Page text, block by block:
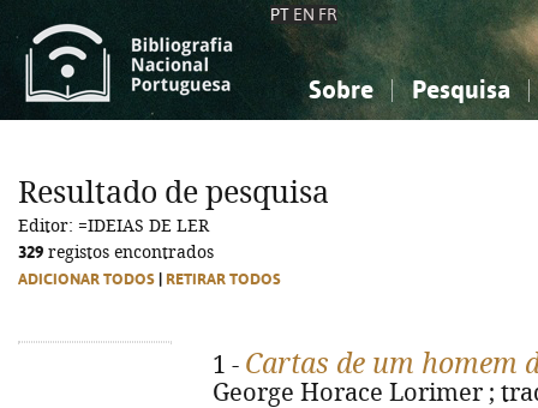
PT EN FR
Sobre Pesquisa
Ciências sociais...
Ciências sociais...
Resultado de pesquisa
Editor: =IDEIAS DE LER
329 registos encontrados
ADICIONAR TODOS RETIRAR TODOS
1 - Cartas de um homem
George Horace Lorimer ;